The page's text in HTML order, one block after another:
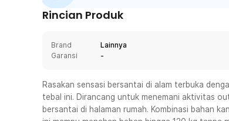
Pick n Go Bekasi
Senin
Pick n Go Depok
Senin
Rincian Produk
Brand
Lainnya
Garansi
-
Rasakan sensasi bersantai di alam terbuka
tebal ini. Dirancang untuk menemani aktivitas
bersantai di halaman rumah. Kombinasi bahan